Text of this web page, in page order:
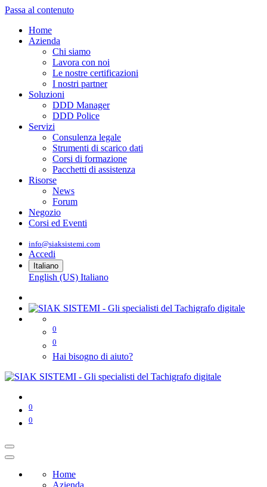
Passa al contenuto
Home
Azienda
Chi siamo
Lavora con noi
Le nostre certificazioni
I nostri partner
Soluzioni
DDD Manager
DDD Police
Servizi
Consulenza legale
Strumenti di scarico dati
Corsi di formazione
Pacchetti di assistenza
Risorse
News
Forum
Negozio
Corsi ed Eventi
info@siaksistemi.com
Accedi
Italiano
English (US) Italiano
0
0
Hai bisogno di aiuto?
0
0
Home